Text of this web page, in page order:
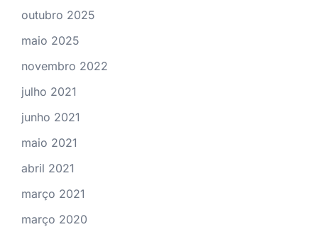
outubro 2025
maio 2025
novembro 2022
julho 2021
junho 2021
maio 2021
abril 2021
março 2021
março 2020